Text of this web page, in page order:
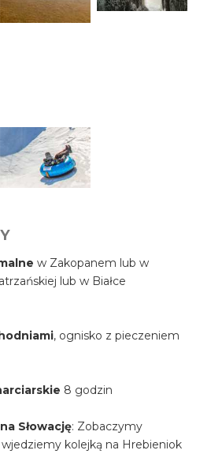
w Zakopanem lub w
lub w Białce
, ognisko z pieczeniem
8 godzin
Słowację: Zobaczymy
kolejką na Hrebieniok